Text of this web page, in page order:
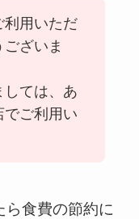
利用いただ
ざいま
しては、あ
でご利用い
ら食費の節約に